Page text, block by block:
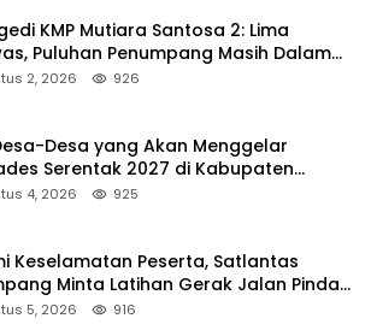
KMP Mutiara Santosa 2: Lima
Puluhan Penumpang Masih Dalam
2, 2026 926
Desa yang Akan Menggelar
Serentak 2027 di Kabupaten
4, 2026 925
Keselamatan Peserta, Satlantas
Minta Latihan Gerak Jalan Pindah
Aman
5, 2026 916